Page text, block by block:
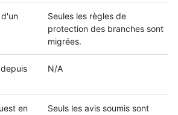
d'un
Seules les règles de
protection des branches sont
migrées.
N/A
en
Seuls les avis soumis sont